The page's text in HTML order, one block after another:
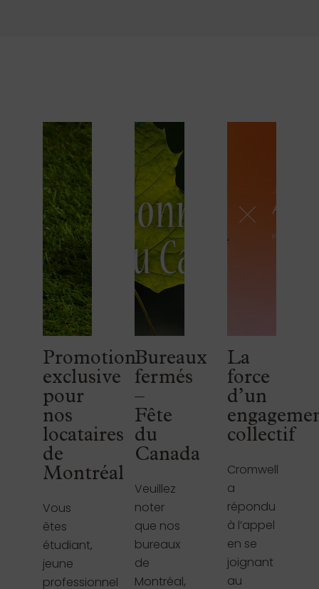
Promotion
exclusive
pour
nos
locataires
de
Montréal
Vous
êtes
étudiant,
jeune
professionnel
Bureaux
fermés
–
Fête
du
Canada
Veuillez
noter
que nos
bureaux
de
Montréal,
La
force
d’un
collectif
Cromwell
a
répondu
à l’appel
en se
joignant
au